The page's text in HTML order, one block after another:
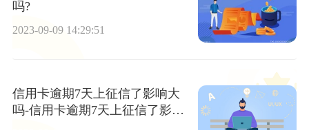
吗?
2023-09-09 14:29:51
信用卡逾期7天上征信了影响大
吗-信用卡逾期7天上征信了影响
大吗?